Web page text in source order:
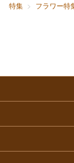
特集
フラワー特